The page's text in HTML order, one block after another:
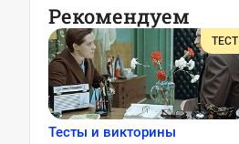
Рекомендуем
ТЕСТ
Тесты и викторины